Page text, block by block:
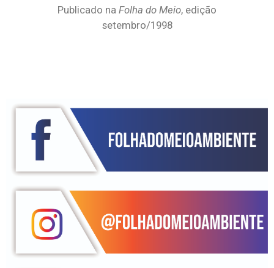
Publicado na Folha do Meio, edição
setembro/1998